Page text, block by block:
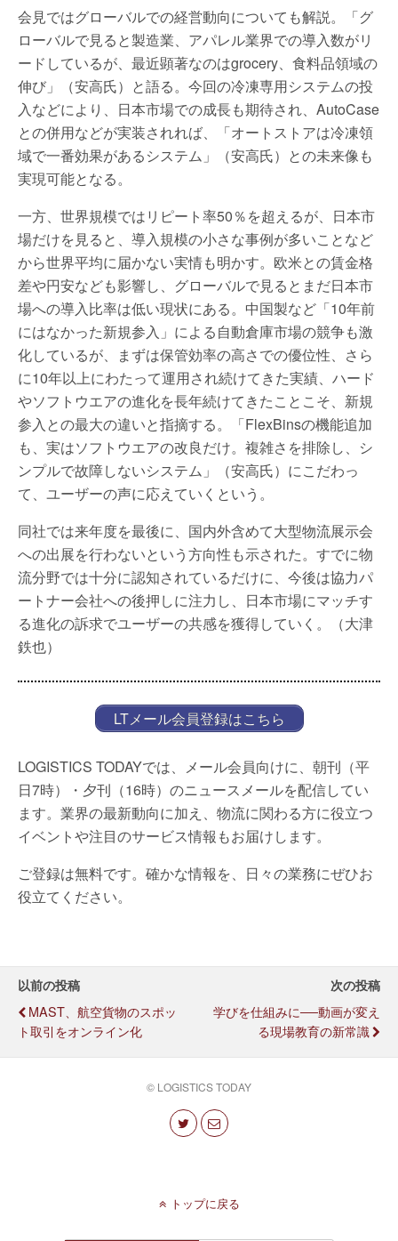
会見ではグローバルでの経営動向についても解説。「グ
ローバルで見ると製造業、アパレル業界での導入数がリ
ードしているが、最近顕著なのはgrocery、食料品領域の
伸び」（安高氏）と語る。今回の冷凍専用システムの投
入などにより、日本市場での成長も期待され、AutoCase
との併用などが実装されれば、「オートストアは冷凍領
域で一番効果があるシステム」（安高氏）との未来像も
実現可能となる。
一方、世界規模ではリピート率50％を超えるが、日本市
場だけを見ると、導入規模の小さな事例が多いことなど
から世界平均に届かない実情も明かす。欧米との賃金格
差や円安なども影響し、グローバルで見るとまだ日本市
場への導入比率は低い現状にある。中国製など「10年前
にはなかった新規参入」による自動倉庫市場の競争も激
化しているが、まずは保管効率の高さでの優位性、さら
に10年以上にわたって運用され続けてきた実績、ハード
やソフトウエアの進化を長年続けてきたことこそ、新規
参入との最大の違いと指摘する。「FlexBinsの機能追加
も、実はソフトウエアの改良だけ。複雑さを排除し、シ
ンプルで故障しないシステム」（安高氏）にこだわっ
て、ユーザーの声に応えていくという。
同社では来年度を最後に、国内外含めて大型物流展示会
への出展を行わないという方向性も示された。すでに物
流分野では十分に認知されているだけに、今後は協力パ
ートナー会社への後押しに注力し、日本市場にマッチす
る進化の訴求でユーザーの共感を獲得していく。（大津
鉄也）
LTメール会員登録はこちら
LOGISTICS TODAYでは、メール会員向けに、朝刊（平
日7時）・夕刊（16時）のニュースメールを配信してい
ます。業界の最新動向に加え、物流に関わる方に役立つ
イベントや注目のサービス情報もお届けします。
ご登録は無料です。確かな情報を、日々の業務にぜひお
役立てください。
以前の投稿
MAST、航空貨物のスポッ
ト取引をオンライン化
次の投稿
学びを仕組みに──動画が変え
る現場教育の新常識
© LOGISTICS TODAY
トップに戻る